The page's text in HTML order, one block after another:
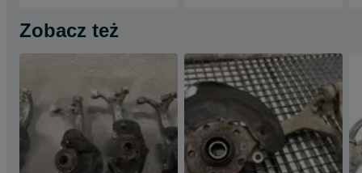
Zobacz też